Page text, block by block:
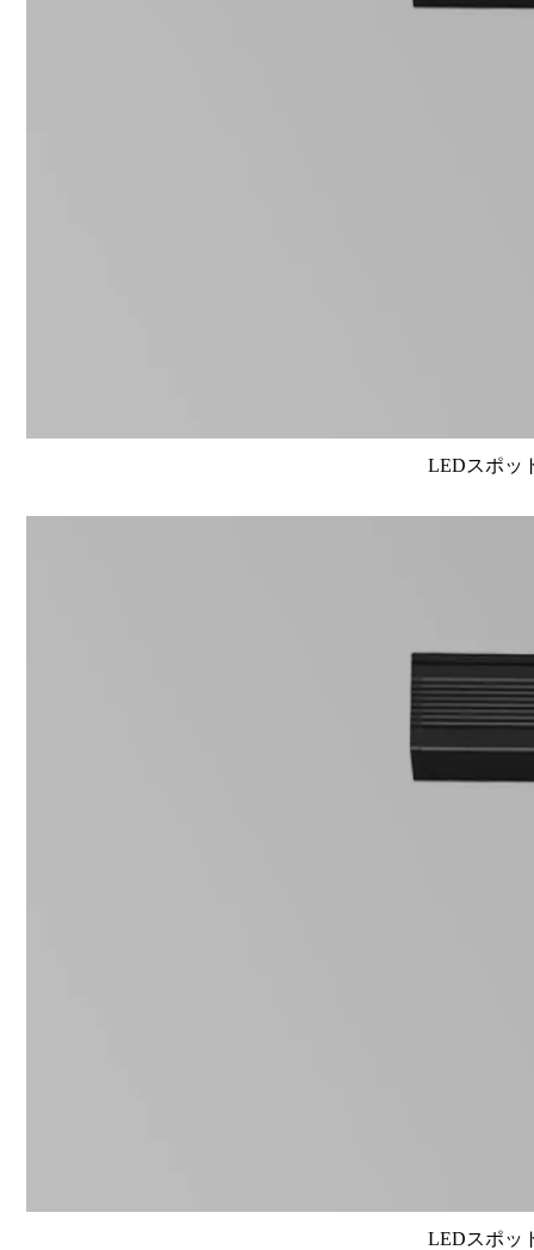
LEDスポッ
LEDスポッ